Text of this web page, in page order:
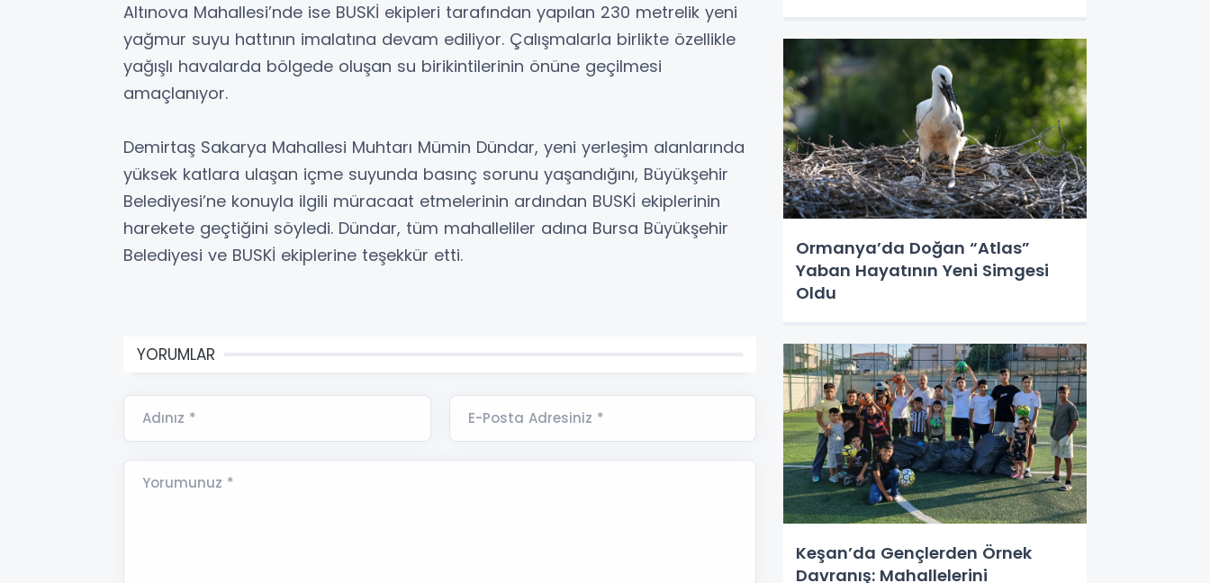
Altınova Mahallesi’nde ise BUSKİ ekipleri tarafından yapılan 230 metrelik yeni
yağmur suyu hattının imalatına devam ediliyor. Çalışmalarla birlikte özellikle
yağışlı havalarda bölgede oluşan su birikintilerinin önüne geçilmesi
amaçlanıyor.
Demirtaş Sakarya Mahallesi Muhtarı Mümin Dündar, yeni yerleşim alanlarında
yüksek katlara ulaşan içme suyunda basınç sorunu yaşandığını, Büyükşehir
Belediyesi’ne konuyla ilgili müracaat etmelerinin ardından BUSKİ ekiplerinin
harekete geçtiğini söyledi. Dündar, tüm mahalleliler adına Bursa Büyükşehir
Belediyesi ve BUSKİ ekiplerine teşekkür etti.
YORUMLAR
Adınız * E-Posta Adresiniz *
Yorumunuz *
Ormanya’da Doğan “Atlas”
Yaban Hayatının Yeni Simgesi
Oldu
Keşan’da Gençlerden Örnek
Davranış: Mahallelerini